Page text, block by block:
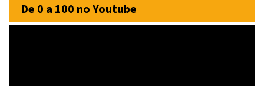
De 0 a 100 no Youtube